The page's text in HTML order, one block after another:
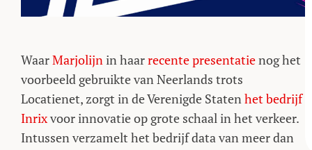
WaarMarjolijnin haarrecente presentatienog het
voorbeeld gebruikte van Neerlands trots
Locatienet, zorgt in de Verenigde Statenhet bedrijf
Inrixvoor innovatie op grote schaal in het verkeer.
Intussen verzamelt het bedrijf data van meer dan